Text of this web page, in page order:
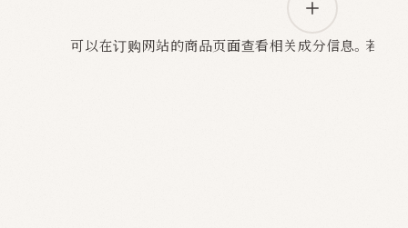
可以在订购网站的商品页面查看相关成分信息。若需